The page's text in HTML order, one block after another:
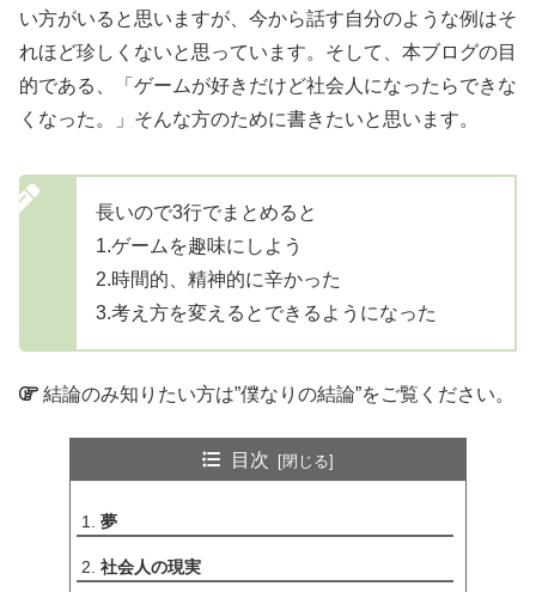
い方がいると思いますが、今から話す自分のような例はそ
れほど珍しくないと思っています。そして、本ブログの目
的である、「ゲームが好きだけど社会人になったらできな
くなった。」そんな方のために書きたいと思います。
長いので3行でまとめると
1.ゲームを趣味にしよう
2.時間的、精神的に辛かった
3.考え方を変えるとできるようになった
結論のみ知りたい方は”僕なりの結論”をご覧ください。
目次
夢
社会人の現実